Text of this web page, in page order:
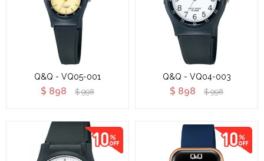
Q&Q - VQ05-001
$ 898 $ 998
Q&Q - VQ04-003
$ 898 $ 998